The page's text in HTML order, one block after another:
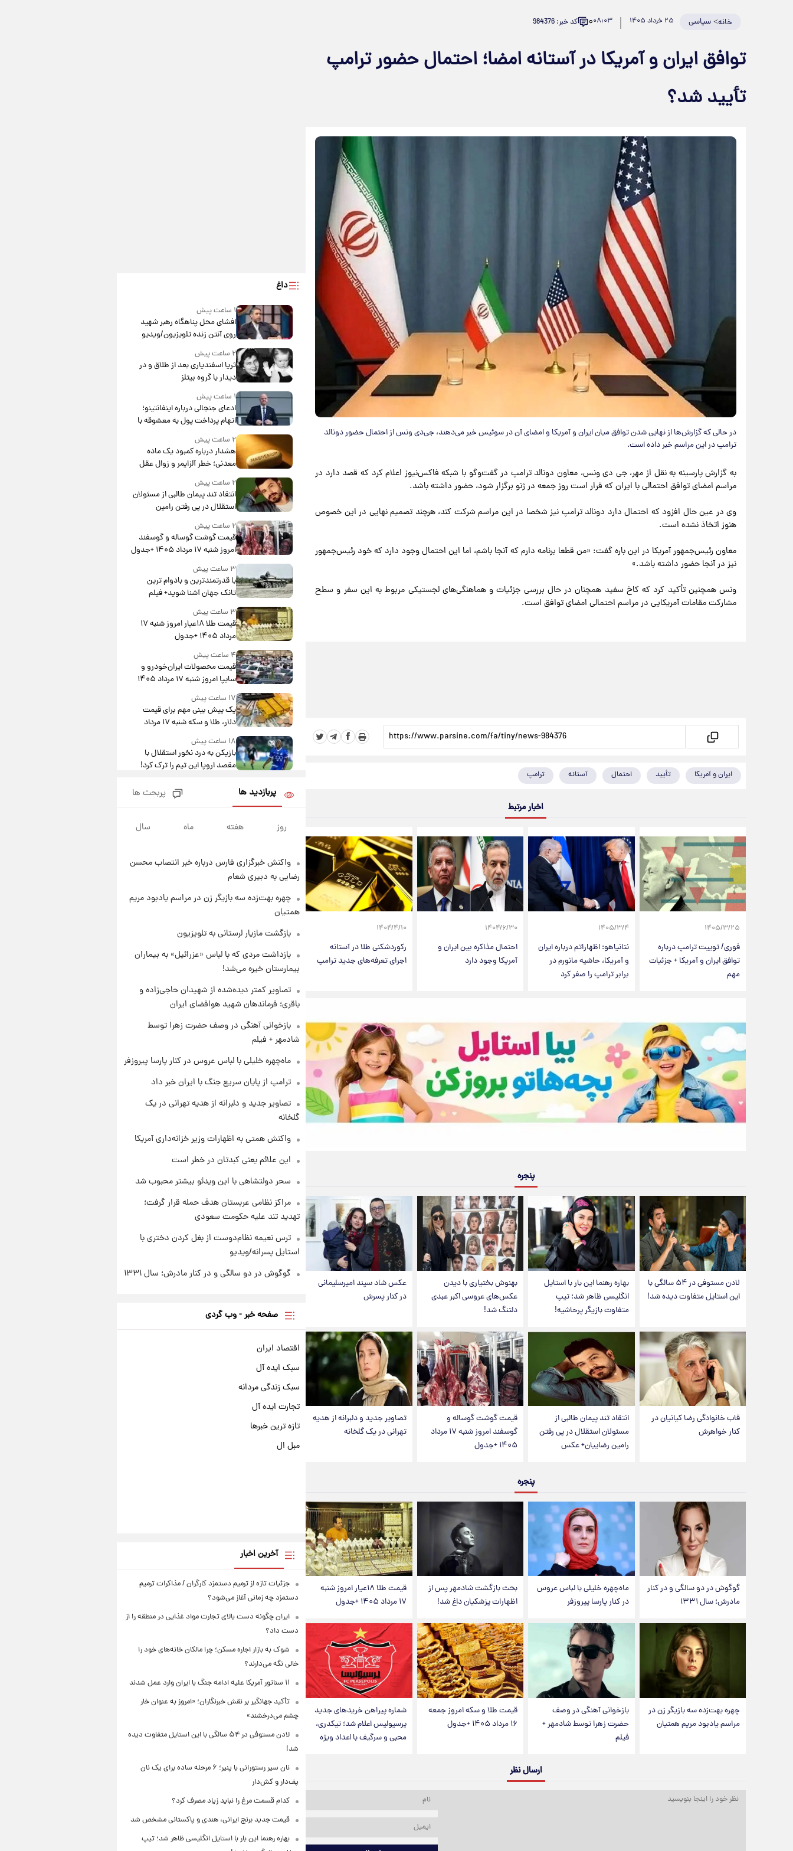
خانه>سیاسی ۲۵ خرداد ۱۴۰۵ ۰۸:۰۳۰ کد خبر: 984376
توافق ایران و آمریکا در آستانه امضا؛ احتمال حضور ترامپ
تأیید شد؟
در حالی که گزارش‌ها از نهایی شدن توافق میان ایران و آمریکا و امضای آن در سوئیس خبر می‌دهند، جی‌دی ونس از احتمال حضور دونالد
ترامپ در این مراسم خبر داده است.
به گزارش پارسینه به نقل از مهر، جی دی ونس، معاون دونالد ترامپ در گفت‌وگو با شبکه فاکس‌نیوز اعلام کرد که قصد دارد در
مراسم امضای توافق احتمالی با ایران که قرار است روز جمعه در ژنو برگزار شود، حضور داشته باشد.
وی در عین حال افزود که احتمال دارد دونالد ترامپ نیز شخصا در این مراسم شرکت کند، هرچند تصمیم نهایی در این خصوص
هنوز اتخاذ نشده است.
معاون رئیس‌جمهور آمریکا در این باره گفت: «من قطعا برنامه دارم که آنجا باشم، اما این احتمال وجود دارد که خود رئیس‌جمهور
نیز در آنجا حضور داشته باشد.»
ونس همچنین تأکید کرد که کاخ سفید همچنان در حال بررسی جزئیات و هماهنگی‌های لجستیکی مربوط به این سفر و سطح
مشارکت مقامات آمریکایی در مراسم احتمالی امضای توافق است.
ایران و آمریکا تأیید احتمال آستانه ترامپ
اخبار مرتبط
۱۴۰۵/۳/۲۵
فوری/ توییت ترامپ درباره
توافق ایران و آمریکا + جزئیات
مهم
۱۴۰۵/۳/۴
نتانیاهو: اظهاراتم درباره ایران
و آمریکا، حاشیه مانورم در
برابر ترامپ را صفر کرد
۱۴۰۴/۶/۳۰
احتمال مذاکره بین ایران و
آمریکا وجود دارد
۱۴۰۴/۴/۱۰
رکوردشکنی طلا در آستانه
اجرای تعرفه‌های جدید ترامپ
پنجره
لادن مستوفی در ۵۴ سالگی با
این استایل متفاوت دیده شد!
بهاره رهنما این بار با استایل
انگلیسی ظاهر شد؛ تیپ
متفاوت بازیگر پرحاشیه!
بهنوش بختیاری با دیدن
عکس‌های عروسی اکبر عبدی
دلتنگ شد!
عکس شاد سپند امیرسلیمانی
در کنار پسرش
قاب خانوادگی رضا کیانیان در
کنار خواهرش
انتقاد تند پیمان طالبی از
مسئولان استقلال در پی رفتن
رامین رضاییان+ عکس
قیمت گوشت گوساله و
گوسفند امروز شنبه ۱۷ مرداد
۱۴۰۵ +جدول
تصاویر جدید و دلبرانه از هدیه
تهرانی در یک گلخانه
پنجره
گوگوش در دو سالگی و در کنار
مادرش؛ سال ۱۳۳۱
ماه‌چهره خلیلی با لباس عروس
در کنار پارسا پیروزفر
بحث بازگشت شادمهر پس از
اظهارات پزشکیان داغ شد!
قیمت طلا ۱۸عیار امروز شنبه
۱۷ مرداد ۱۴۰۵ +جدول
چهره بهت‌زده سه بازیگر زن در
مراسم یادبود مریم همتیان
بازخوانی آهنگی در وصف
حضرت زهرا توسط شادمهر +
فیلم
قیمت طلا و سکه امروز جمعه
۱۶ مرداد ۱۴۰۵ +جدول
شماره پیراهن خریدهای جدید
پرسپولیس اعلام شد؛ تیکدری،
محبی و سرگیف با اعداد ویژه
ارسال نظر
داغ
۱ ساعت پیش
افشای محل پناهگاه‌ رهبر شهید
روی آنتن زنده تلویزیون/ویدیو
۲ ساعت پیش
ثریا اسفندیاری بعد از طلاق و در
دیدار با گروه بیتلز
۱ ساعت پیش
ادعای جنجالی درباره اینفانتینو؛
اتهام پرداخت پول به معشوقه با
۲ ساعت پیش
هشدار درباره کمبود یک ماده
معدنی؛ خطر آلزایمر و زوال عقل
۲ ساعت پیش
انتقاد تند پیمان طالبی از مسئولان
استقلال در پی رفتن رامین
۲ ساعت پیش
قیمت گوشت گوساله و گوسفند
امروز شنبه ۱۷ مرداد ۱۴۰۵ +جدول
۳ ساعت پیش
با قدرتمندترین و بادوام ترین
تانک جهان آشنا شوید+ فیلم
۳ ساعت پیش
قیمت طلا ۱۸عیار امروز شنبه ۱۷
مرداد ۱۴۰۵ +جدول
۴ ساعت پیش
قیمت محصولات ایران‌خودرو و
سایپا امروز شنبه ۱۷ مرداد ۱۴۰۵
۱۷ ساعت پیش
یک پیش ‌بینی مهم برای قیمت
دلار، طلا و سکه شنبه ۱۷ مرداد
۱۴۰۵
۱۸ ساعت پیش
بازیکن به درد نخور استقلال با
مقصد اروپا این تیم را ترک کرد!
تصاویر کمتر دیده‌شده از شهیدان
حاجی‌زاده و باقری؛ فرماندهان
شهید هوافضای ایران
۱ روز پیش
منتشر شد
۱ روز پیش
جدول قیمت ایران‌خودرو امروز
جمعه ۱۶ مرداد؛ قیمت‌ها تغییر کرد
مرداد ۱۴۰۵ +جدول
پربازدید ها پربحث ها
روز هفته ماه سال
واکنش خبرگزاری فارس درباره خبر انتصاب محسن
رضایی به دبیری شعام
چهره بهت‌زده سه بازیگر زن در مراسم یادبود مریم
همتیان
بازگشت مازیار لرستانی به تلویزیون
بازداشت مردی که با لباس «عزرائیل» به بیماران
بیمارستان خیره می‌شد!
تصاویر کمتر دیده‌شده از شهیدان حاجی‌زاده و
باقری؛ فرماندهان شهید هوافضای ایران
بازخوانی آهنگی در وصف حضرت زهرا توسط
شادمهر + فیلم
ماه‌چهره خلیلی با لباس عروس در کنار پارسا پیروزفر
ترامپ از پایان سریع جنگ با ایران خبر داد
تصاویر جدید و دلبرانه از هدیه تهرانی در یک
گلخانه
واکنش همتی به اظهارات وزیر خزانه‌داری آمریکا
این علائم یعنی کبدتان در خطر است
سحر دولتشاهی با این ویدئو بیشتر محبوب شد
مراکز نظامی عربستان هدف حمله قرار گرفت؛
تهدید تند علیه حکومت سعودی
ترس نعیمه نظام‌دوست از بغل کردن دختری با
استایل پسرانه/ویدیو
گوگوش در دو سالگی و در کنار مادرش؛ سال ۱۳۳۱
صفحه خبر - وب گردی
اقتصاد ایران
سبک ایده آل
سبک زندگی مردانه
تجارت ایده آل
تازه ترین خبرها
مبل ال
آخرین اخبار
جزئیات تازه از ترمیم دستمزد کارگران / مذاکرات ترمیم
دستمزد چه زمانی آغاز می‌شود؟
ایران چگونه دست بالای تجارت مواد غذایی در منطقه را از
دست داد؟
شوک به بازار اجاره مسکن؛ چرا مالکان خانه‌های خود را
خالی نگه می‌دارند؟
۱۱ سناتور آمریکا علیه ادامه جنگ با ایران وارد عمل شدند
تأکید جهانگیر بر نقش خبرنگاران؛ «امروز به عنوان خار
چشم می‌درخشند»
لادن مستوفی در ۵۴ سالگی با این استایل متفاوت دیده
شد!
نان سیر رستورانی با پنیر؛ ۶ مرحله ساده برای یک نان
پف‌دار و کش‌دار
کدام قسمت مرغ را نباید زیاد مصرف کرد؟
قیمت جدید برنج ایرانی، هندی و پاکستانی مشخص شد
بهاره رهنما این بار با استایل انگلیسی ظاهر شد؛ تیپ